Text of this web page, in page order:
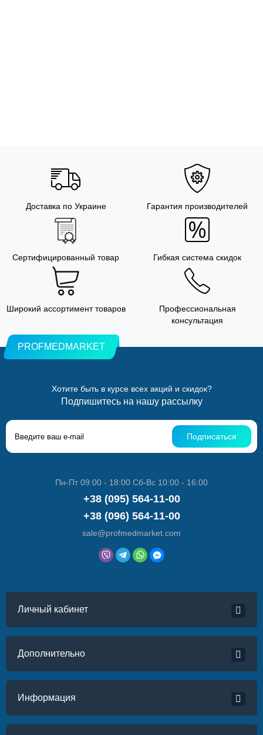
Доставка по Украине Гарантия производителей
Сертифицированный товар Гибкая система скидок
Широкий ассортимент товаров
Профессиональная
консультация
PROFMEDMARKET
Хотите быть в курсе всех акций и скидок?
Подпишитесь на нашу рассылку
Подписаться
Пн-Пт 09:00 - 18:00 Сб-Вс 10:00 - 16:00
+38 (095) 564-11-00
+38 (096) 564-11-00
sale@profmedmarket.com
Личный кабинет
Дополнительно
Информация